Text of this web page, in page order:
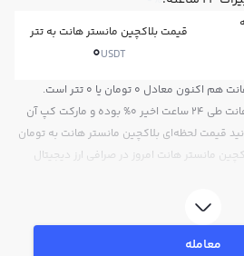
قیمت بلاکچین مانستر هانت به تتر
0USDT
قیمت لحظه‌ای بلاکچین مانستر هانت هم اکنون معادل 0 تومان یا 0 تتر است.
تغییرات قیمت بلاکچین مانستر هانت طی 24 ساعت اخیر 0% بوده و مارکت کپ آن
قیمت لحظه‌ای بلاکچین مانستر هانت به تومان
مانستر هانت امروز در صرافی ارز دیجیتال
معامله